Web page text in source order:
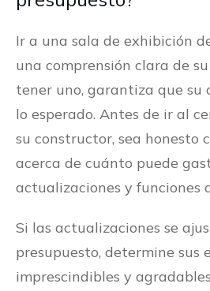
Ir a una sala de exhibición
una comprensión clara de
tener uno, garantiza que su
lo esperado. Antes de ir al
su constructor, sea honesto
acerca de cuánto puede
actualizaciones y funciones
Si las actualizaciones se
presupuesto, determine sus
imprescindibles y